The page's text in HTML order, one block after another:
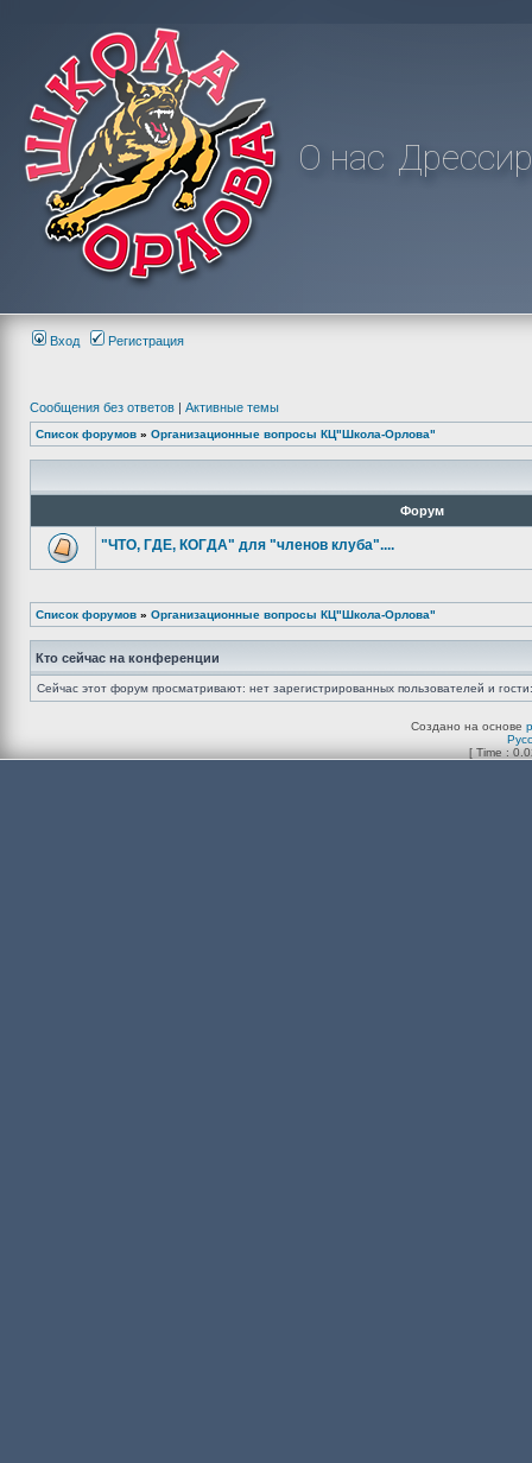
О нас
Вход Регистрация
Сообщения без ответов | Активные темы
Список форумов » Организационные вопросы КЦ"Школа-Орлова"
Форум
"ЧТО, ГДЕ, КОГДА" для "членов клуба"....
Список форумов » Организационные вопросы КЦ"Школа-Орлова"
Кто сейчас на конференции
Сейчас этот форум просматривают: нет зарегистрированных пользователей и
Создано на основе
[ Time :